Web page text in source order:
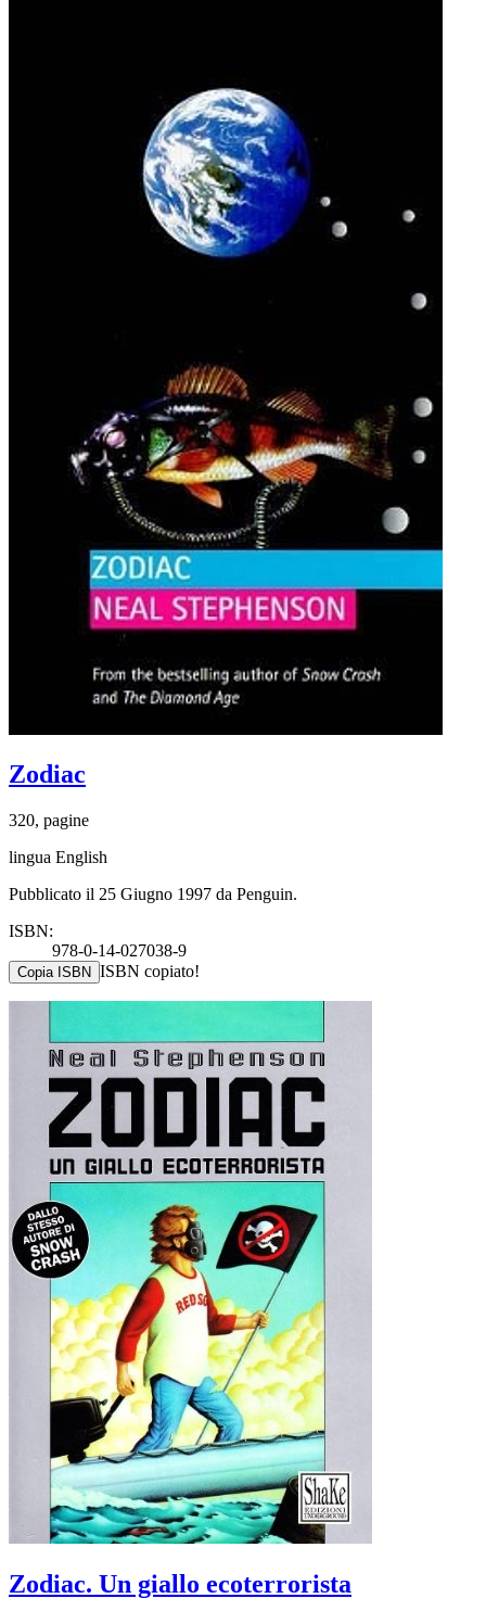
Zodiac
320, pagine
lingua English
Pubblicato il 25 Giugno 1997 da Penguin.
ISBN:
978-0-14-027038-9
Copia ISBN ISBN copiato!
Zodiac. Un giallo ecoterrorista